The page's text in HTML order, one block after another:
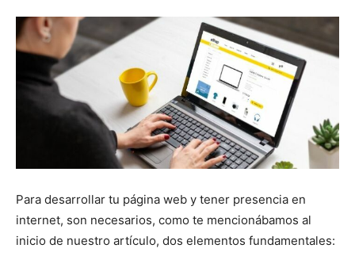
Para desarrollar tu página web y tener presencia en
internet, son necesarios, como te mencionábamos al
inicio de nuestro artículo, dos elementos fundamentales: